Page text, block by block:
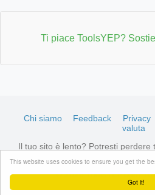
Got it!
This website uses cookies to ensure you get the
Ti piace ToolsYEP?
Chi siamo Feedback Privacy
valuta
Il tuo sito è lento? Potresti perdere
© 2026 ToolsYEP.com